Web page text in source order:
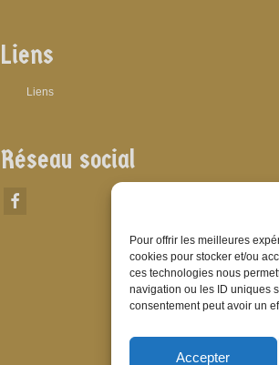
Pour offrir les meilleures
cookies pour stocker et/ou
ces technologies nous
navigation ou les ID uniques
consentement peut avoir un
Accepter
Liens
Liens
Réseau social